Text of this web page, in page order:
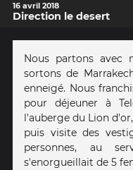
16 avril 2018
Direction le desert
Nous partons avec
sortons de
enneigé. Nous
pour déjeuner à
l'auberge du Lion
puis visite des
personnes, au
s'enorgueillait de 5